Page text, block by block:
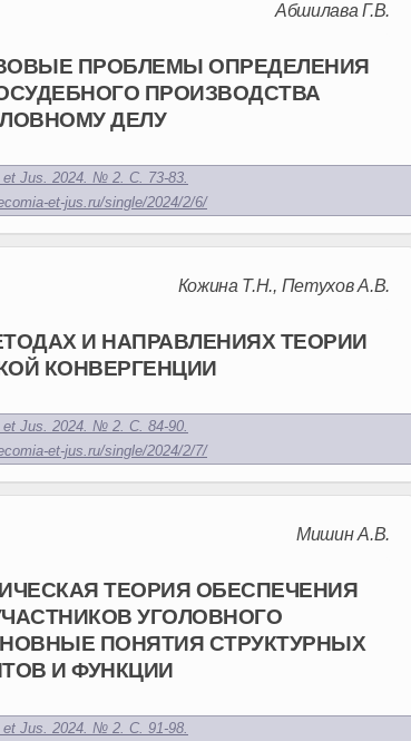
Абшилава Г.В.
ПРОБЛЕМЫ ОПРЕДЕЛЕНИЯ
ПРОИЗВОДСТВА
ДЕЛУ
et Jus. 2024. № 2. С. 73-83.
et-jus.ru/single/2024/2/6/
Кожина Т.Н., Петухов А.В.
И НАПРАВЛЕНИЯХ ТЕОРИИ
КОНВЕРГЕНЦИИ
et Jus. 2024. № 2. С. 84-90.
et-jus.ru/single/2024/2/7/
Мишин А.В.
ТЕОРИЯ ОБЕСПЕЧЕНИЯ
УГОЛОВНОГО
ПОНЯТИЯ СТРУКТУРНЫХ
И ФУНКЦИИ
et Jus. 2024. № 2. С. 91-98.